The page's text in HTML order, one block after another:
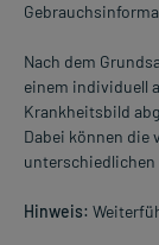
Nach dem
einem individuell
Krankheitsbild
Dabei können die
unterschiedlichen
Hinweis: